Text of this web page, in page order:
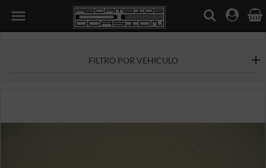

FILTRO POR VEHICULO